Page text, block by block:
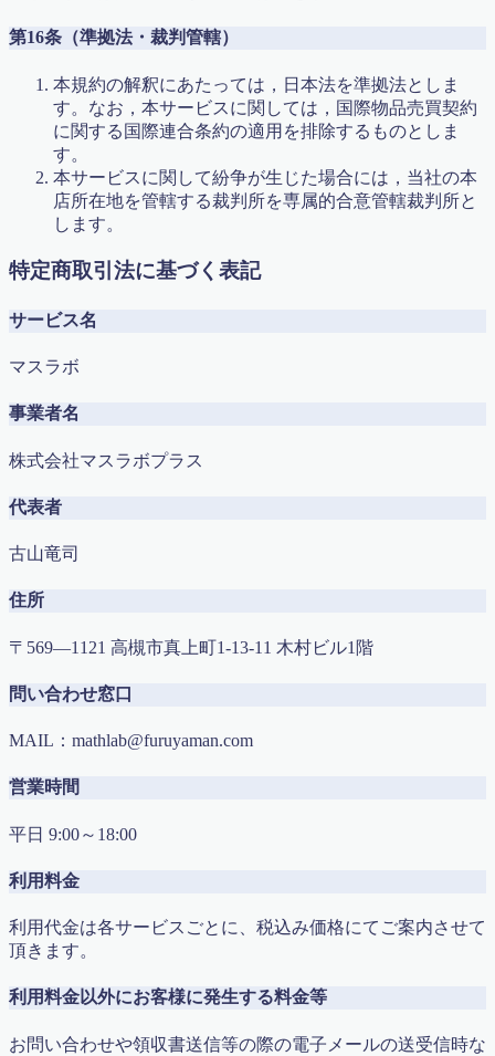
第16条（準拠法・裁判管轄）
本規約の解釈にあたっては，日本法を準拠法としま
す。なお，本サービスに関しては，国際物品売買契約
に関する国際連合条約の適用を排除するものとしま
す。
本サービスに関して紛争が生じた場合には，当社の本
店所在地を管轄する裁判所を専属的合意管轄裁判所と
します。
特定商取引法に基づく表記
サービス名
マスラボ
事業者名
株式会社マスラボプラス
代表者
古山竜司
住所
〒569―1121 高槻市真上町1-13-11 木村ビル1階
問い合わせ窓口
MAIL：mathlab@furuyaman.com
営業時間
平日 9:00～18:00
利用料金
利用代金は各サービスごとに、税込み価格にてご案内させて
頂きます。
利用料金以外にお客様に発生する料金等
お問い合わせや領収書送信等の際の電子メールの送受信時な